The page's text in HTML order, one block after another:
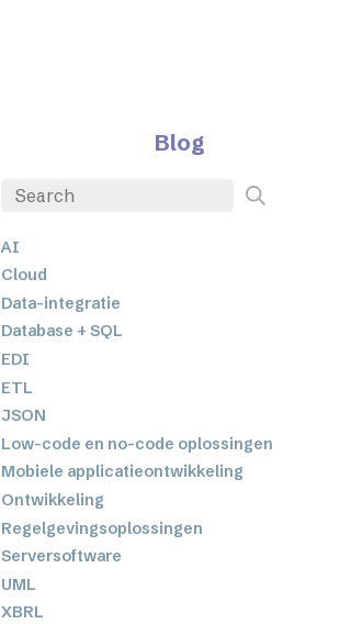
Blog
AI
Cloud
Data-integratie
Database + SQL
EDI
ETL
JSON
Low-code en no-code oplossingen
Mobiele applicatieontwikkeling
Ontwikkeling
Regelgevingsoplossingen
Serversoftware
UML
XBRL